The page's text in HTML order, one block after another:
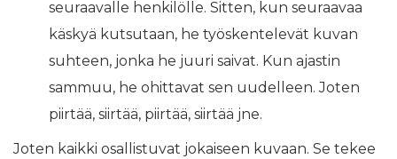
seuraavalle henkilölle. Sitten, kun seuraavaa
käskyä kutsutaan, he työskentelevät kuvan
suhteen, jonka he juuri saivat. Kun ajastin
sammuu, he ohittavat sen uudelleen. Joten
piirtää, siirtää, piirtää, siirtää jne.
Joten kaikki osallistuvat jokaiseen kuvaan. Se tekee